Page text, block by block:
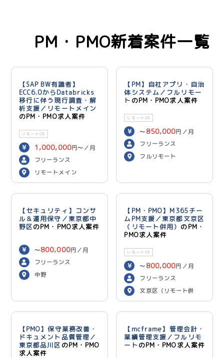
PM・PMO新着案件一覧
【SAP BW有識者】
ECC6.0からDatabricks
移行に伴う現行調査・解
析支援／リモートメイン
のPM・PMO求人案件
リモートOK
1,000,000円〜／月
フリーランス
リモートメイン
【PM】自社アプリ・自治
体システム／フルリモー
ト のPM・PMO求人案件
リモートOK
〜 850,000円／月
フリーランス
フルリモート
【セキュリティ】コンサ
ル＆運用保守／東京都中
野区のPM・PMO求人案件
〜800,000円／月
フリーランス
中野
【PM・PMO】M365チー
ムPM支援／東京都文京区
（リモート併用） のPM・
PMO求人案件
リモートOK
〜 800,000円／月
フリーランス
文京区（リモート併
用）
【PMO】保守業務改善・
ドキュメント品質管理／
東京都品川区 のPM・PMO
求人案件
【mcframe】管理会計・
業績管理支援／フルリモ
ートのPM・PMO求人案件